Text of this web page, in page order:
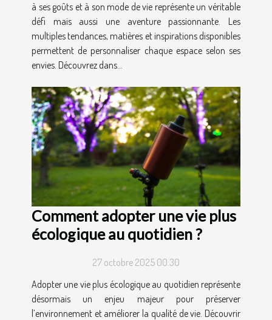
à ses goûts et à son mode de vie représente un véritable
défi mais aussi une aventure passionnante. Les
multiples tendances, matières et inspirations disponibles
permettent de personnaliser chaque espace selon ses
envies. Découvrez dans...
Comment adopter une vie plus
écologique au quotidien ?
27 octobre 2025 00:30
Adopter une vie plus écologique au quotidien représente
désormais un enjeu majeur pour préserver
l’environnement et améliorer la qualité de vie. Découvrir